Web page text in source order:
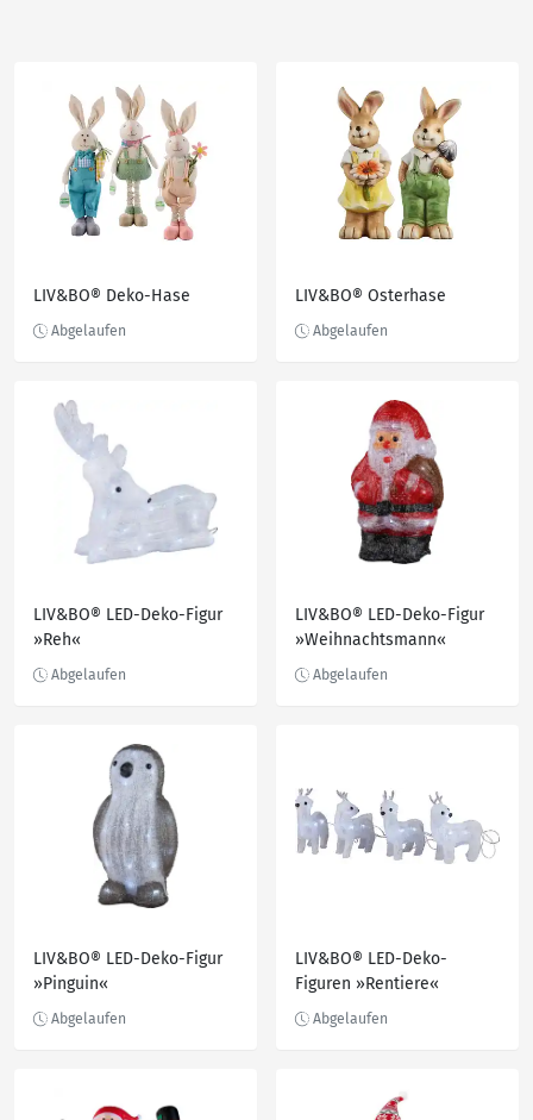
LIV&BO® Deko-Hase LIV&BO® Osterhase
LIV&BO® LED-Deko-Figur
»Reh«
LIV&BO® LED-Deko-Figur
»Weihnachtsmann«
LIV&BO® LED-Deko-Figur
»Pinguin«
LIV&BO® LED-Deko-
Figuren »Rentiere«